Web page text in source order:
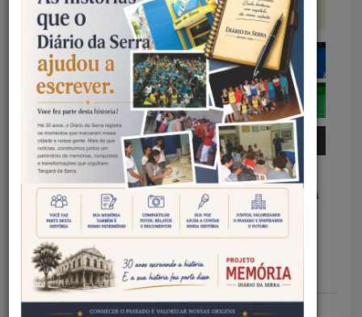
Menu
Início Artigos
NÃO HÁ DEMOCRACIA SÓLIDA
ONDE A CORRUPÇÃO É
BLINDADA
Frederico Murta 26/09/2025 Artigos